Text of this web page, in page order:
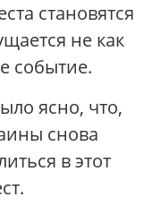
становятся
не как
событие.
ясно, что,
снова
в этот